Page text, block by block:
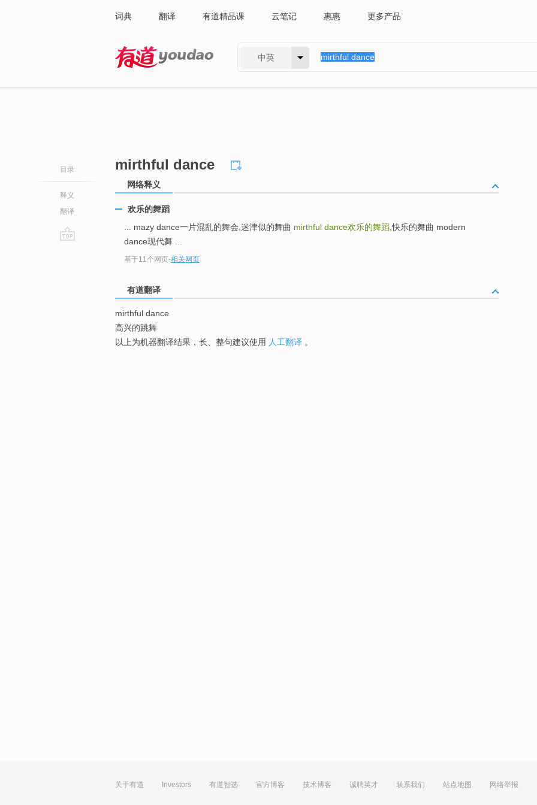
词典 翻译 有道精品课 云笔记 惠惠 更多产品
中英
目录
释义
翻译
mirthful dance
网络释义
欢乐的舞蹈
... mazy dance一片混乱的舞会,迷津似的舞曲 mirthful dance欢乐的舞蹈,快乐的舞曲 modern
dance现代舞 ...
基于11个网页-相关网页
有道翻译
mirthful dance
高兴的跳舞
以上为机器翻译结果，长、整句建议使用 人工翻译 。
关于有道 Investors 有道智选 官方博客 技术博客 诚聘英才 联系我们 站点地图 网络举报